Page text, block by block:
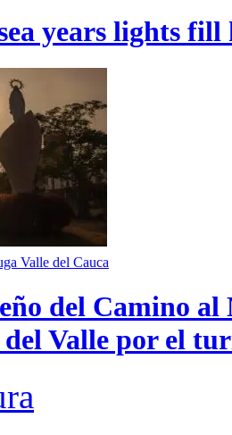
years lights
Valle del Cauca
del Camino
Valle por el